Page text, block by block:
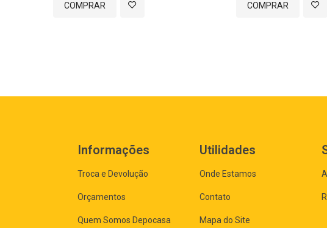
COMPRAR COMPRAR
Informações
Troca e Devolução
Orçamentos
Quem Somos Depocasa
Utilidades
Onde Estamos
Contato
Mapa do Site